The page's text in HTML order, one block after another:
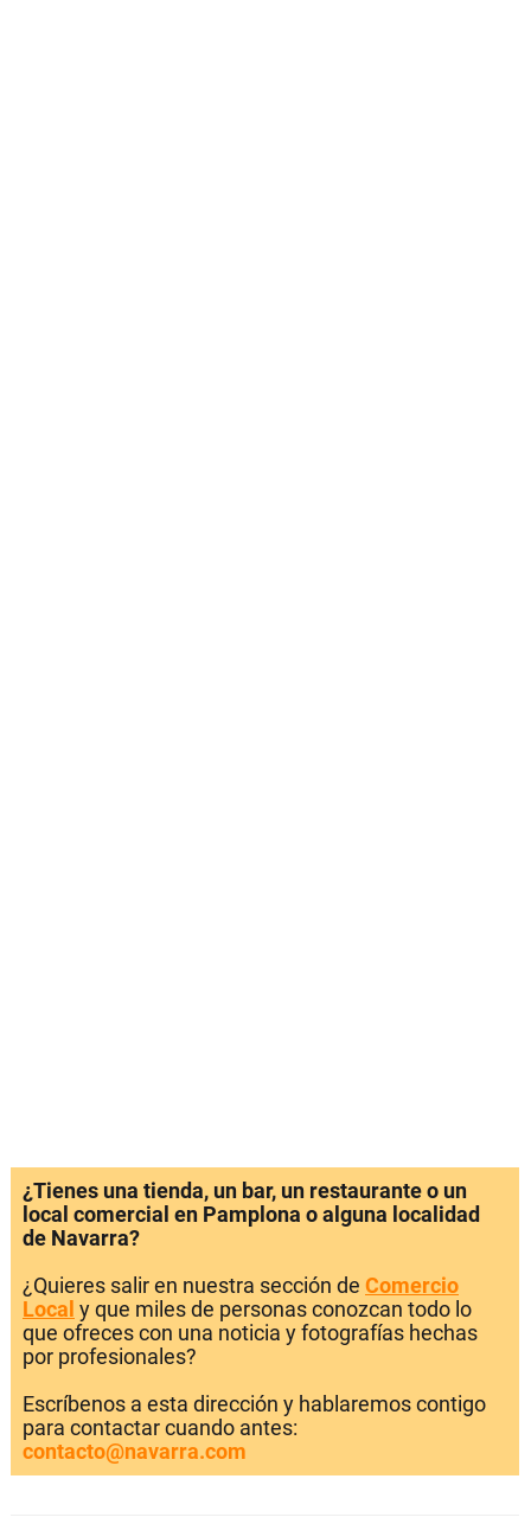
¿Tienes una tienda, un bar, un restaurante o un
local comercial en Pamplona o alguna localidad
de Navarra?
¿Quieres salir en nuestra sección de Comercio
Local y que miles de personas conozcan todo lo
que ofreces con una noticia y fotografías hechas
por profesionales?
Escríbenos a esta dirección y hablaremos contigo
para contactar cuando antes:
contacto@navarra.com